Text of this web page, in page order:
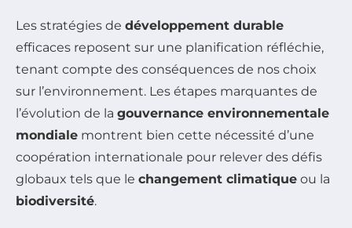
Les stratégies de développement durable
efficaces reposent sur une planification réfléchie,
tenant compte des conséquences de nos choix
sur l’environnement. Les étapes marquantes de
l’évolution de la gouvernance environnementale
mondiale montrent bien cette nécessité d’une
coopération internationale pour relever des défis
globaux tels que le changement climatique ou la
biodiversité.